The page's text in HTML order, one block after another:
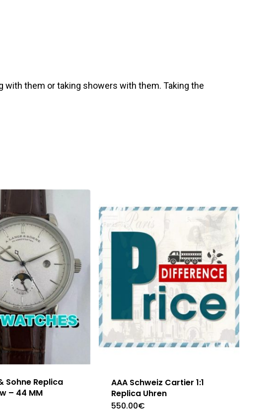
them or taking showers with them. Taking the
Sohne Replica
– 44 MM
AAA Schweiz Cartier 1:1
Replica Uhren
550.00€